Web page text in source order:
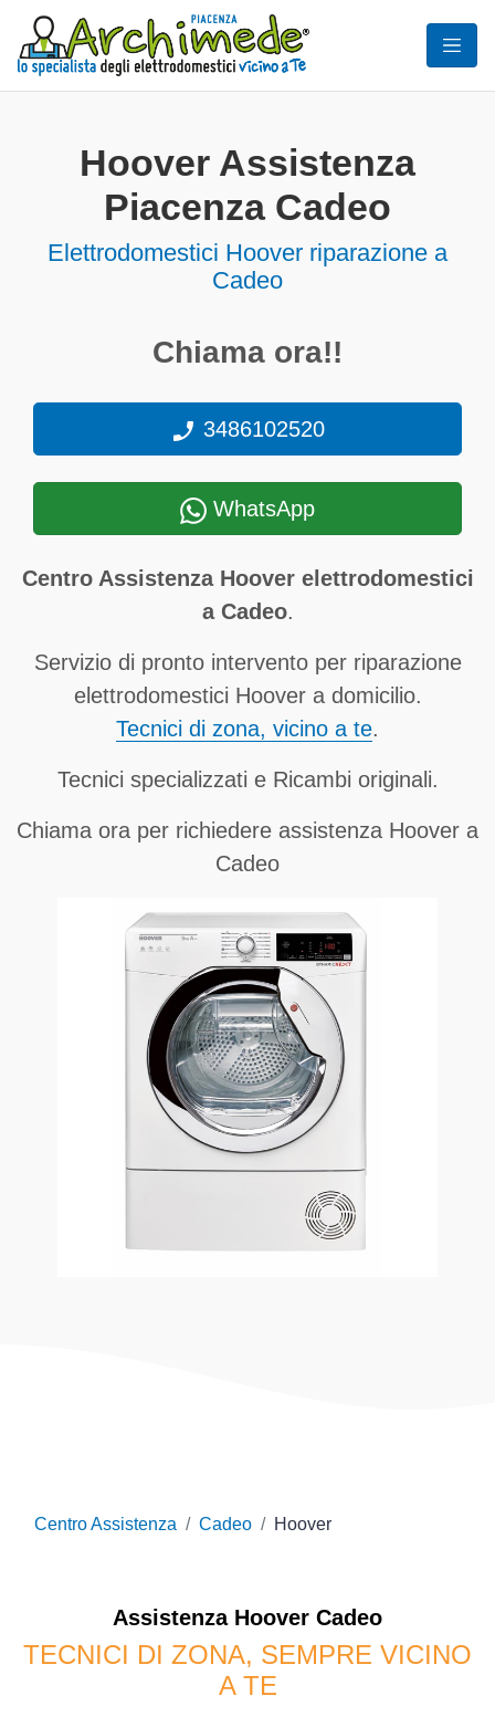
Hoover Assistenza
Piacenza Cadeo
Elettrodomestici Hoover riparazione a
Cadeo
Chiama ora!!
3486102520
WhatsApp
Centro Assistenza Hoover elettrodomestici
a Cadeo.
Servizio di pronto intervento per riparazione
elettrodomestici Hoover a domicilio.
Tecnici di zona, vicino a te.
Tecnici specializzati e Ricambi originali.
Chiama ora per richiedere assistenza Hoover a
Cadeo
Centro Assistenza Cadeo Hoover
Assistenza Hoover Cadeo
TECNICI DI ZONA, SEMPRE VICINO
A TE